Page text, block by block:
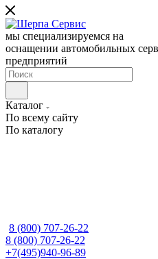
мы специализируемся на
оснащении автомобильных
предприятий
Каталог
По всему сайту
По каталогу
8 (800) 707-26-22
8 (800) 707-26-22
+7(495)940-96-89